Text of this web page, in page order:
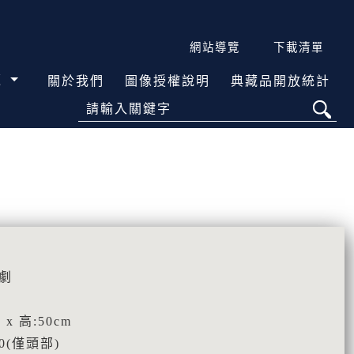
網站導覽 下載清單
關於我們 圖像授權說明 典藏品開放統計
請輸入關鍵字
x 高:50cm
僅頭部)